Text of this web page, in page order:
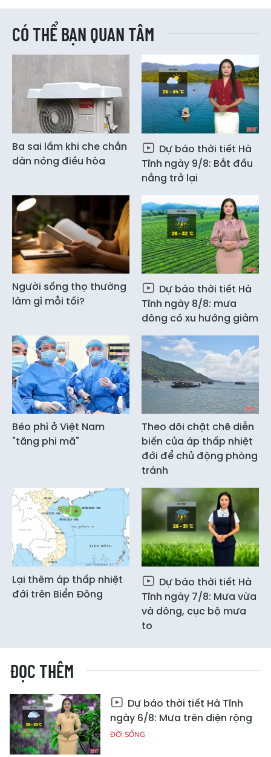
CÓ THỂ BẠN QUAN TÂM
Ba sai lầm khi che chắn
dàn nóng điều hòa
Dự báo thời tiết Hà
Tĩnh ngày 9/8: Bắt đầu
nắng trở lại
Người sống thọ thường
làm gì mỗi tối?
Dự báo thời tiết Hà
Tĩnh ngày 8/8: mưa
dông có xu hướng giảm
Béo phì ở Việt Nam
"tăng phi mã"
Theo dõi chặt chẽ diễn
biến của áp thấp nhiệt
đới để chủ động phòng
tránh
Lại thêm áp thấp nhiệt
đới trên Biển Đông
Dự báo thời tiết Hà
Tĩnh ngày 7/8: Mưa vừa
và dông, cục bộ mưa
to
ĐỌC THÊM
Dự báo thời tiết Hà Tĩnh
ngày 6/8: Mưa trên diện rộng
ĐỜI SỐNG